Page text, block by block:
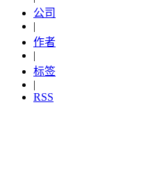
公司
|
作者
|
标签
|
RSS